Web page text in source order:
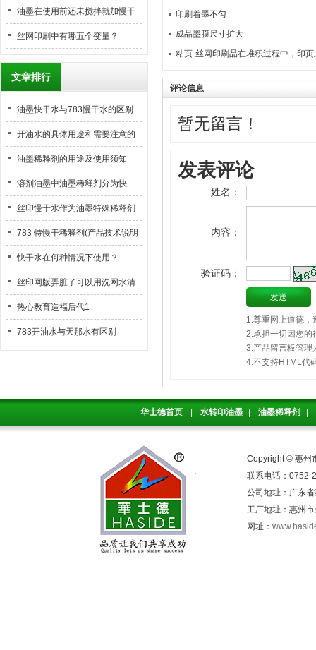
原因造成的？怎么解决？
什么作用？
油墨在使用前还未搅拌就加慢干
水对不对？为什么？
丝网印刷中有哪五个变量？
文章排行
油墨快干水与783慢干水的区别
开油水的具体用途和需要注意的
地方
油墨稀释剂的用途及使用须知
溶剂油墨中油墨稀释剂分为快
干、中干和慢干型，这些类型分
别在什么情况下使用？
丝印慢干水作为油墨特殊稀释剂
的使用方法
783 特慢干稀释剂(产品技术说明
书-msds)
快干水在何种情况下使用？
丝印网版弄脏了可以用洗网水清
洗网版
热心教育造福后代1
783开油水与天那水有区别
印刷着墨不匀
成品墨膜尺寸扩大
粘页-丝网印刷品在堆积过程中，印
评论信息
暂无留言！
发表评论
姓名：
内容：
验证码：
1.尊重网上道德，
2.承担一切因您的
3.产品留言板管理
4.不支持HTML代
华士德首页 水转印油墨 油墨稀释剂
Copyright © 惠州
联系电话：0752-
公司地址：广东
工厂地址：惠州
网址：